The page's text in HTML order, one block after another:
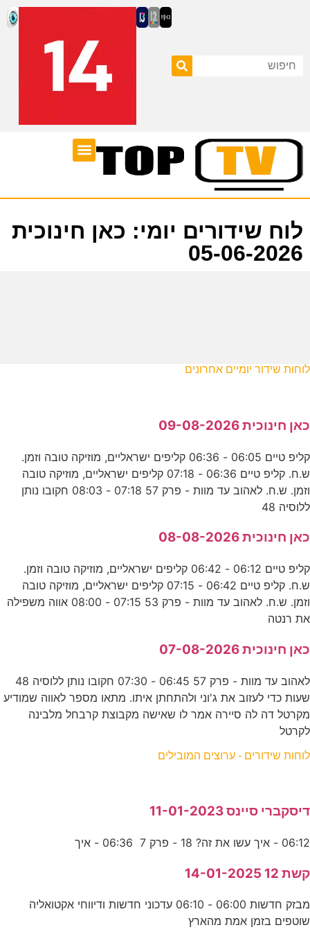
לוח שידורים יומי: כאן חינוכית
05-06-2026
לוחות שידור יומיים אחרונים
כאן חינוכית 09-08-2026
קליפ טיים 06:05 - 06:36 קליפים ישראליים, מוזיקה טובה וזמן.
ש.ח. קליפ טיים 06:36 - 07:18 קליפים ישראליים, מוזיקה טובה
וזמן. ש.ח. לאהוב עד מוות - פרק 57 07:18 - 08:03 חקובו נותן
ללוסיה 48
כאן חינוכית 08-08-2026
קליפ טיים 06:12 - 06:42 קליפים ישראליים, מוזיקה טובה וזמן.
ש.ח. קליפ טיים 06:42 - 07:15 קליפים ישראליים, מוזיקה טובה
וזמן. ש.ח. לאהוב עד מוות - פרק 53 07:15 - 08:00 אווה משפילה
את רנטה
כאן חינוכית 07-08-2026
לאהוב עד מוות - פרק 57 06:45 - 07:30 חקובו נותן ללוסיה 48
שעות כדי לעזוב את ג'וני ולהתחתן איתו. מתאו מספר לאווה שמודיע
מקרטל דה לה סיירה אמר לו שאישה מקבוצת קרבחל מלבינה
לקרטל
לוחות שידורים - ערוצים המובילים
דיסקברי סיינס 11-01-2023
06:12 - איך עשו את זה? 18 - פרק 7 06:36 - איך
קשת 12 14-01-2025
מבזק חדשות 06:00 - 06:10 עדכוני חדשות ודיווחי אקטואליה
שוטפים בזמן אמת מהארץ